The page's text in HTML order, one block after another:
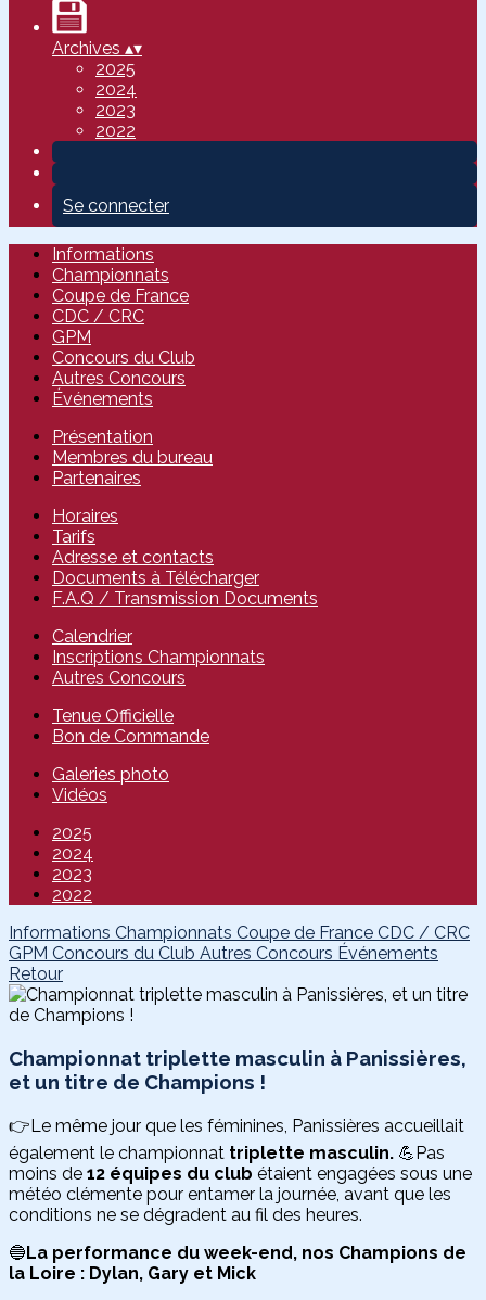
Archives ▴▾
2025
2024
2023
2022
Se connecter
Informations
Championnats
Coupe de France
CDC / CRC
GPM
Concours du Club
Autres Concours
Événements
Présentation
Membres du bureau
Partenaires
Horaires
Tarifs
Adresse et contacts
Documents à Télécharger
F.A.Q / Transmission Documents
Calendrier
Inscriptions Championnats
Autres Concours
Tenue Officielle
Bon de Commande
Galeries photo
Vidéos
2025
2024
2023
2022
Informations Championnats Coupe de France CDC / CRC
GPM Concours du Club Autres Concours Événements
Retour
Championnat triplette masculin à Panissières,
et un titre de Champions !
👉Le même jour que les féminines, Panissières accueillait
également le championnat triplette masculin. 💪Pas
moins de 12 équipes du club étaient engagées sous une
météo clémente pour entamer la journée, avant que les
conditions ne se dégradent au fil des heures.
🔵 La performance du week-end, nos Champions de
la Loire : Dylan, Gary et Mick